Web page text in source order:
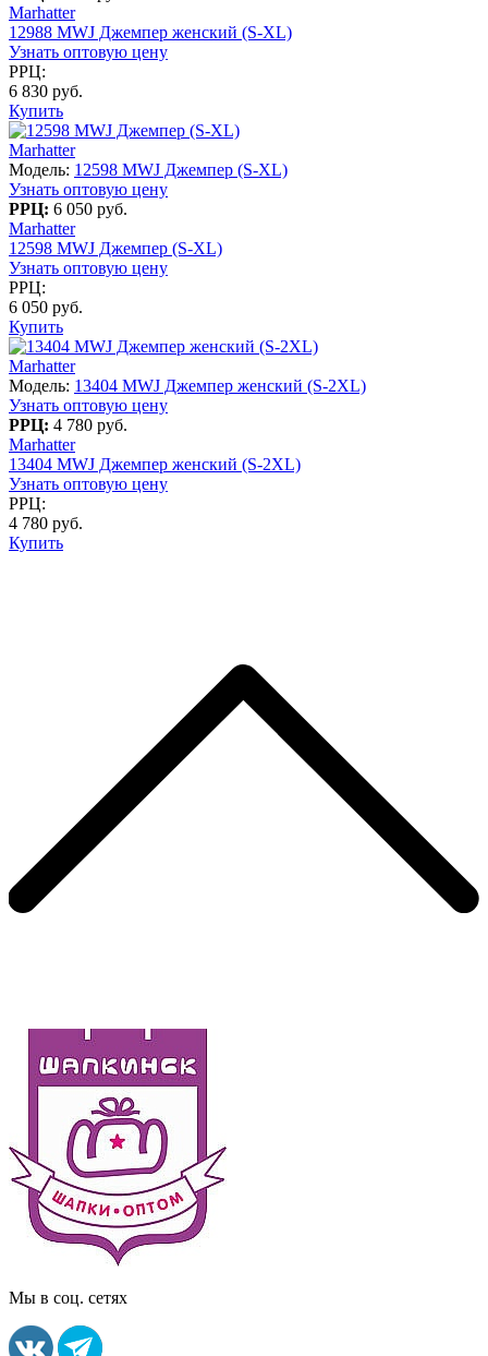
Marhatter
12988 MWJ Джемпер женский (S-XL)
Узнать оптовую цену
РРЦ:
6 830 руб.
Купить
Marhatter
Модель: 12598 MWJ Джемпер (S-XL)
Узнать оптовую цену
РРЦ: 6 050 руб.
Marhatter
12598 MWJ Джемпер (S-XL)
Узнать оптовую цену
РРЦ:
6 050 руб.
Купить
Marhatter
Модель: 13404 MWJ Джемпер женский (S-2XL)
Узнать оптовую цену
РРЦ: 4 780 руб.
Marhatter
13404 MWJ Джемпер женский (S-2XL)
Узнать оптовую цену
РРЦ:
4 780 руб.
Купить
Мы в соц. сетях